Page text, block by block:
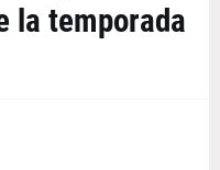
la temporada